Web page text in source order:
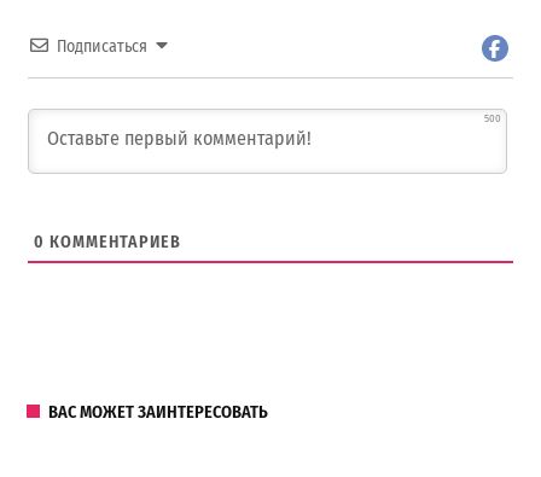
Подписаться
500
0 КОММЕНТАРИЕВ
ВАС МОЖЕТ ЗАИНТЕРЕСОВАТЬ